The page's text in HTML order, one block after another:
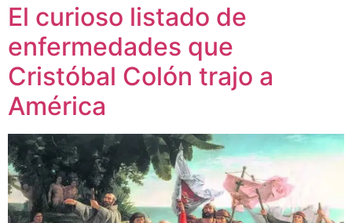
El curioso listado de
enfermedades que
Cristóbal Colón trajo a
América